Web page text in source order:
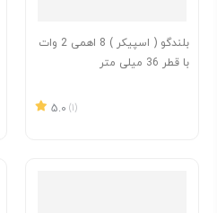
بلندگو ( اسپیکر ) 8 اهمی 2 وات
با قطر 36 میلی متر
5.0 (1)